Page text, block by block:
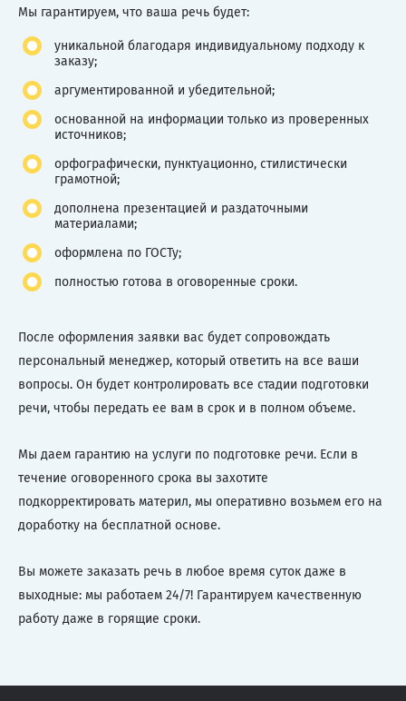
Мы гарантируем, что ваша речь будет:
уникальной благодаря индивидуальному подходу к
заказу;
аргументированной и убедительной;
основанной на информации только из проверенных
источников;
орфографически, пунктуационно, стилистически
грамотной;
дополнена презентацией и раздаточными
материалами;
оформлена по ГОСТу;
полностью готова в оговоренные сроки.
После оформления заявки вас будет сопровождать
персональный менеджер, который ответить на все ваши
вопросы. Он будет контролировать все стадии подготовки
речи, чтобы передать ее вам в срок и в полном объеме.
Мы даем гарантию на услуги по подготовке речи. Если в
течение оговоренного срока вы захотите
подкорректировать материл, мы оперативно возьмем его на
доработку на бесплатной основе.
Вы можете заказать речь в любое время суток даже в
выходные: мы работаем 24/7! Гарантируем качественную
работу даже в горящие сроки.